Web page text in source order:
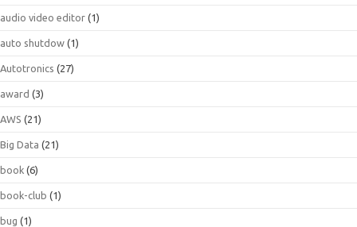
audio video editor (1)
auto shutdow (1)
Autotronics (27)
award (3)
AWS (21)
Big Data (21)
book (6)
book-club (1)
bug (1)